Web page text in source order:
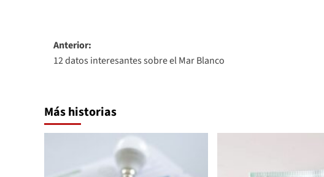
Navegación
de
Anterior:
12 datos interesantes sobre el Mar Blanco
Más historias